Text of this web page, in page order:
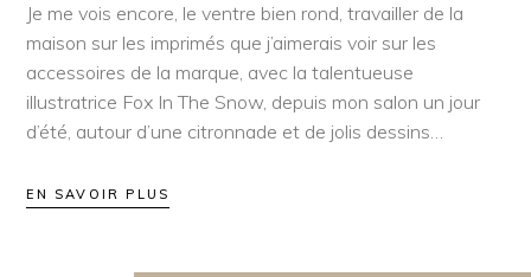
Je me vois encore, le ventre bien rond, travailler de la
maison sur les imprimés que j’aimerais voir sur les
accessoires de la marque, avec la talentueuse
illustratrice Fox In The Snow, depuis mon salon un jour
d’été, autour d’une citronnade et de jolis dessins…
EN SAVOIR PLUS